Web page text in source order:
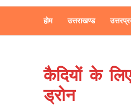
होम उत्तराखण्ड
कैदियों के
ड्रोन